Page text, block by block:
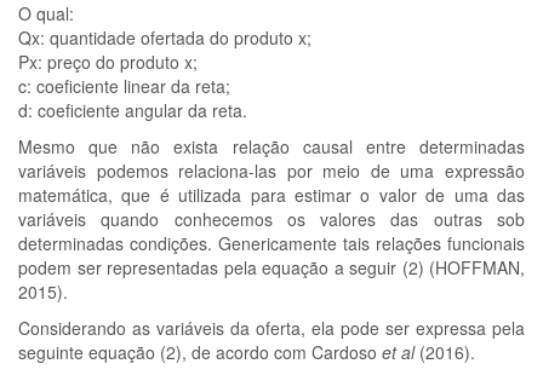
O qual:
Qx: quantidade ofertada do produto x;
Px: preço do produto x;
c: coeficiente linear da reta;
d: coeficiente angular da reta.
Mesmo que não exista relação causal entre determinadas
variáveis podemos relaciona-las por meio de uma expressão
matemática, que é utilizada para estimar o valor de uma das
variáveis quando conhecemos os valores das outras sob
determinadas condições. Genericamente tais relações funcionais
podem ser representadas pela equação a seguir (2) (HOFFMAN,
2015).
Considerando as variáveis da oferta, ela pode ser expressa pela
seguinte equação (2), de acordo com Cardoso et al (2016).